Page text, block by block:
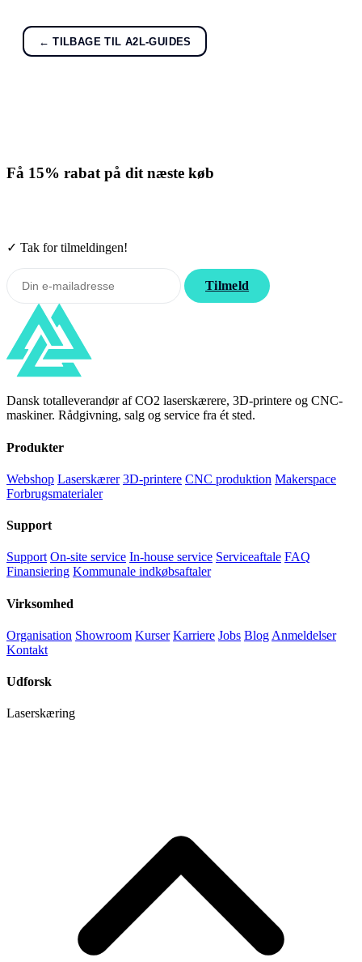
← TILBAGE TIL A2L-GUIDES
Få 15% rabat på dit næste køb
✓ Tak for tilmeldingen!
Tilmeld
Dansk totalleverandør af CO2 laserskærere, 3D-printere og CNC-
maskiner. Rådgivning, salg og service fra ét sted.
Produkter
Webshop Laserskærer 3D-printere CNC produktion Makerspace
Forbrugsmaterialer
Support
Support On-site service In-house service Serviceaftale FAQ
Finansiering Kommunale indkøbsaftaler
Virksomhed
Organisation Showroom Kurser Karriere Jobs Blog Anmeldelser
Kontakt
Udforsk
Laserskæring